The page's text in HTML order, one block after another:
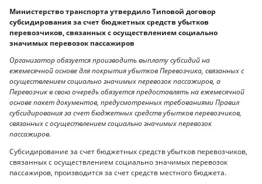
Министерство транспорта утвердило Типовой договор
субсидирования за счет бюджетных средств убытков
перевозчиков, связанных с осуществлением социально
значимых перевозок пассажиров
Организатор обязуется производить выплату субсидий на
ежемесячной основе для покрытия убытков Перевозчика, связанных с
осуществлением социально значимых перевозок пассажиров, а
Перевозчик в свою очередь обязуется предоставлять на ежемесячной
основе пакет документов, предусмотренных требованиями Правил
субсидирования за счет бюджетных средств убытков перевозчиков,
связанных с осуществлением социально значимых перевозок
пассажиров.
Субсидирование за счет бюджетных средств убытков перевозчиков,
связанных с осуществлением социально значимых перевозок
пассажиров, производится за счет средств местного бюджета.